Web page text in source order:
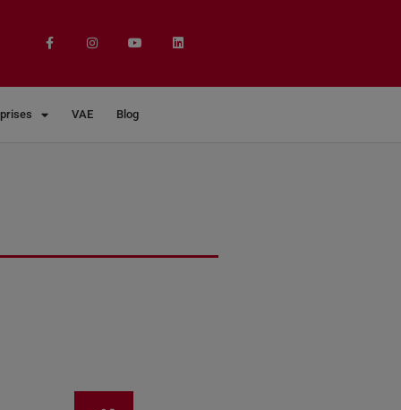
VAE Blog